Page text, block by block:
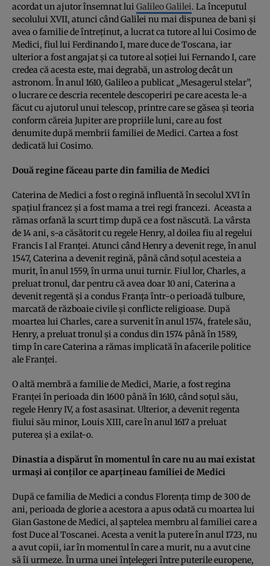
acordat un ajutor însemnat lui Galileo Galilei. La începutul
secolului XVII, atunci când Galilei nu mai dispunea de bani şi
avea o familie de întreţinut, a lucrat ca tutore al lui Cosimo de
Medici, fiul lui Ferdinando I, mare duce de Toscana, iar
ulterior a fost angajat şi ca tutore al soţiei lui Fernando I, care
credea că acesta este, mai degrabă, un astrolog decât un
astronom. În anul 1610, Galileo a publicat „Mesagerul stelar”,
o lucrare ce descria recentele descoperiri pe care acesta le-a
făcut cu ajutorul unui telescop, printre care se găsea şi teoria
conform căreia Jupiter are propriile luni, care au fost
denumite după membrii familiei de Medici. Cartea a fost
dedicată lui Cosimo.
Două regine făceau parte din familia de Medici
Caterina de Medici a fost o regină influentă în secolul XVI în
spaţiul francez şi a fost mama a trei regi francezi. Aceasta a
rămas orfană la scurt timp după ce a fost născută. La vârsta
de 14 ani, s-a căsătorit cu regele Henry, al doilea fiu al regelui
Francis I al Franţei. Atunci când Henry a devenit rege, în anul
1547, Caterina a devenit regină, până când soţul acesteia a
murit, în anul 1559, în urma unui turnir. Fiul lor, Charles, a
preluat tronul, dar pentru că avea doar 10 ani, Caterina a
devenit regentă şi a condus Franţa într-o perioadă tulbure,
marcată de războaie civile şi conflicte religioase. După
moartea lui Charles, care a survenit în anul 1574, fratele său,
Henry, a preluat tronul şi a condus din 1574 până în 1589,
timp în care Caterina a rămas implicată în afacerile politice
ale Franţei.
O altă membră a familie de Medici, Marie, a fost regina
Franţei în perioada din 1600 până în 1610, când soţul său,
regele Henry IV, a fost asasinat. Ulterior, a devenit regenta
fiului său minor, Louis XIII, care în anul 1617 a preluat
puterea şi a exilat-o.
Dinastia a dispărut în momentul în care nu au mai existat
urmaşi ai conţilor ce aparţineau familiei de Medici
După ce familia de Medici a condus Florenţa timp de 300 de
ani, perioada de glorie a acestora a apus odată cu moartea lui
Gian Gastone de Medici, al şaptelea membru al familiei care a
fost Duce al Toscanei. Acesta a venit la putere în anul 1723, nu
a avut copii, iar în momentul în care a murit, nu a avut cine
să îi urmeze. În urma unei înţelegeri între puterile europene,